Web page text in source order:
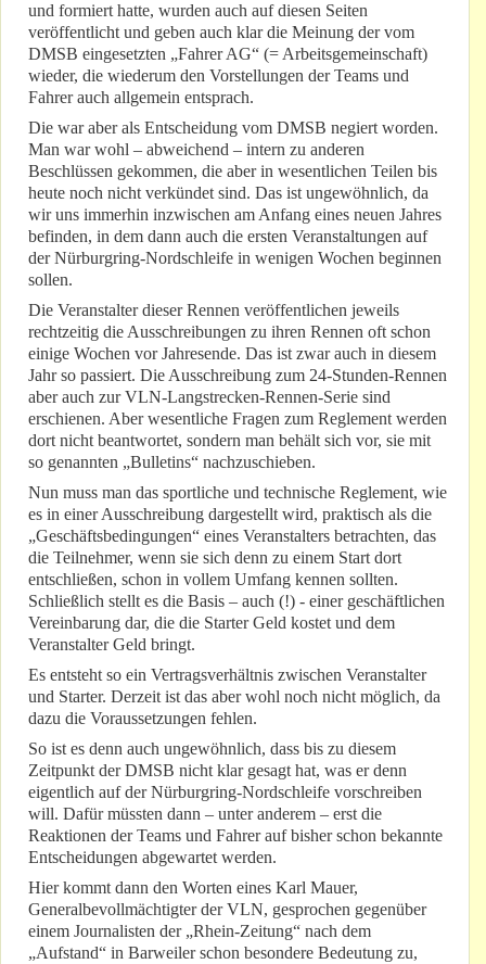
und formiert hatte, wurden auch auf diesen Seiten
veröffentlicht und geben auch klar die Meinung der vom
DMSB eingesetzten „Fahrer AG“ (= Arbeitsgemeinschaft)
wieder, die wiederum den Vorstellungen der Teams und
Fahrer auch allgemein entsprach.
Die war aber als Entscheidung vom DMSB negiert worden.
Man war wohl – abweichend – intern zu anderen
Beschlüssen gekommen, die aber in wesentlichen Teilen bis
heute noch nicht verkündet sind. Das ist ungewöhnlich, da
wir uns immerhin inzwischen am Anfang eines neuen Jahres
befinden, in dem dann auch die ersten Veranstaltungen auf
der Nürburgring-Nordschleife in wenigen Wochen beginnen
sollen.
Die Veranstalter dieser Rennen veröffentlichen jeweils
rechtzeitig die Ausschreibungen zu ihren Rennen oft schon
einige Wochen vor Jahresende. Das ist zwar auch in diesem
Jahr so passiert. Die Ausschreibung zum 24-Stunden-Rennen
aber auch zur VLN-Langstrecken-Rennen-Serie sind
erschienen. Aber wesentliche Fragen zum Reglement werden
dort nicht beantwortet, sondern man behält sich vor, sie mit
so genannten „Bulletins“ nachzuschieben.
Nun muss man das sportliche und technische Reglement, wie
es in einer Ausschreibung dargestellt wird, praktisch als die
„Geschäftsbedingungen“ eines Veranstalters betrachten, das
die Teilnehmer, wenn sie sich denn zu einem Start dort
entschließen, schon in vollem Umfang kennen sollten.
Schließlich stellt es die Basis – auch (!) - einer geschäftlichen
Vereinbarung dar, die die Starter Geld kostet und dem
Veranstalter Geld bringt.
Es entsteht so ein Vertragsverhältnis zwischen Veranstalter
und Starter. Derzeit ist das aber wohl noch nicht möglich, da
dazu die Voraussetzungen fehlen.
So ist es denn auch ungewöhnlich, dass bis zu diesem
Zeitpunkt der DMSB nicht klar gesagt hat, was er denn
eigentlich auf der Nürburgring-Nordschleife vorschreiben
will. Dafür müssten dann – unter anderem – erst die
Reaktionen der Teams und Fahrer auf bisher schon bekannte
Entscheidungen abgewartet werden.
Hier kommt dann den Worten eines Karl Mauer,
Generalbevollmächtigter der VLN, gesprochen gegenüber
einem Journalisten der „Rhein-Zeitung“ nach dem
„Aufstand“ in Barweiler schon besondere Bedeutung zu,